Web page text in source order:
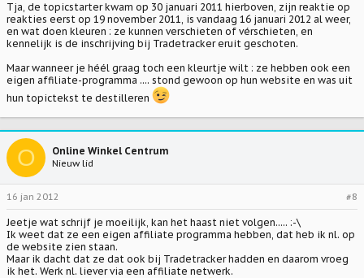
Tja, de topicstarter kwam op 30 januari 2011 hierboven, zijn reaktie op
reakties eerst op 19 november 2011, is vandaag 16 januari 2012 al weer,
en wat doen kleuren : ze kunnen verschieten of vérschieten, en
kennelijk is de inschrijving bij Tradetracker eruit geschoten.
Maar wanneer je héél graag toch een kleurtje wilt : ze hebben ook een
eigen affiliate-programma .... stond gewoon op hun website en was uit
hun topictekst te destilleren
O Online Winkel Centrum
Nieuw lid
16 jan 2012 #8
Jeetje wat schrijf je moeilijk, kan het haast niet volgen..... :-\
Ik weet dat ze een eigen affiliate programma hebben, dat heb ik nl. op
de website zien staan.
Maar ik dacht dat ze dat ook bij Tradetracker hadden en daarom vroeg
ik het. Werk nl. liever via een affiliate netwerk.